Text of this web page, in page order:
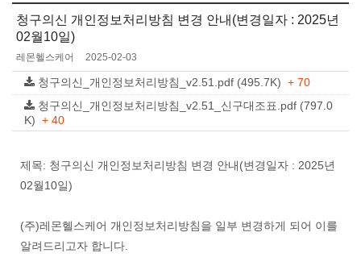
청구의신 개인정보처리방침 변경 안내(변경일자 : 2025년
02월10일)
레몬헬스케어 2025-02-03
청구의신_개인정보처리방침_v2.51.pdf (495.7K) + 70
청구의신_개인정보처리방침_v2.51_신구대조표.pdf (797.0
K) + 40
제목: 청구의신 개인정보처리방침 변경 안내(변경일자 : 2025년
02월10일)
(주)레몬헬스케어 개인정보처리방침을 일부 변경하게 되어 이를
알려드리고자 합니다.